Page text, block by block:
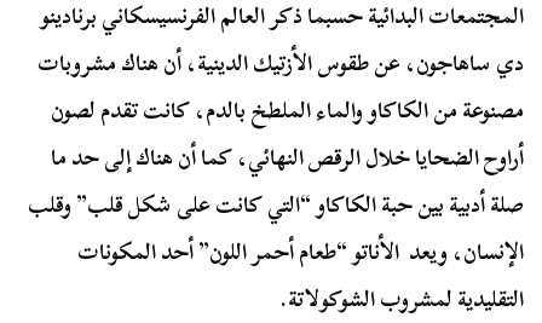
المجتمعات البدائية حسبما ذكر العالم الفرنسيسكاني برنادينو
دي ساهاجون، عن طقوس الأزتيك الدينية، أن هناك مشروبات
مصنوعة من الكاكاو والماء الملطخ بالدم، كانت تقدم لصون
أراوح الضحايا خلال الرقص النهائي، كما أن هناك إلى حد ما
صلة أدبية بين حبة الكاكاو “التي كانت على شكل قلب” وقلب
الإنسان، ويعد الأناتو “طعام أحمر اللون” أحد المكونات
التقليدية لمشروب الشوكولاتة.